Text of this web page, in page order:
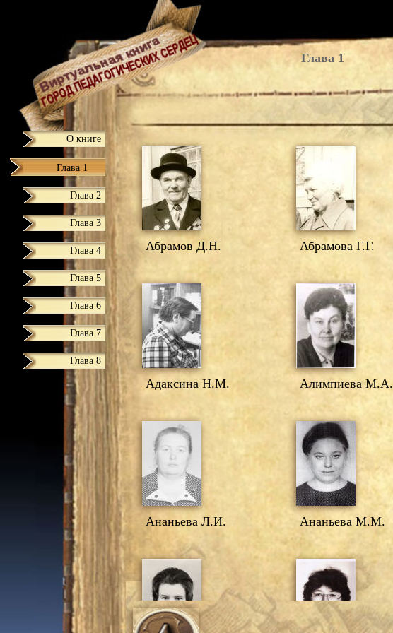
О книге
Глава 1
Глава 2
Глава 3
Глава 4
Глава 5
Глава 6
Глава 7
Глава 8
Глава 1
Абрамов Д.Н. Абрамова Г.Г.
Адаксина Н.М. Алимпиева М.А.
Ананьева Л.И. Ананьева М.М.